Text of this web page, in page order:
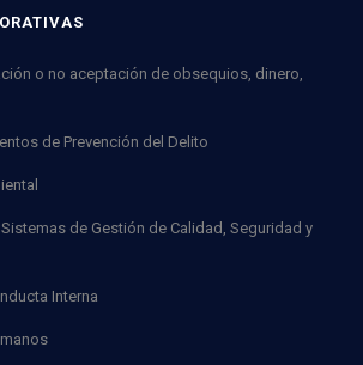
o no aceptación de obsequios, dinero,
de Prevención del Delito
de Gestión de Calidad, Seguridad y
Interna